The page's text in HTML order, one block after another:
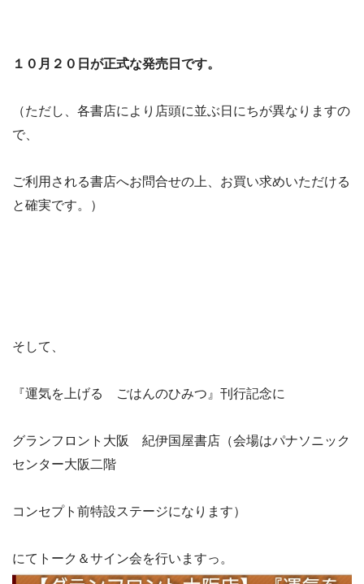
１０月２０日が正式な発売日です。
（ただし、各書店により店頭に並ぶ日にちが異なりますの
で、
ご利用される書店へお問合せの上、お買い求めいただける
と確実です。）
そして、
『運気を上げる ごはんのひみつ』刊行記念に
グランフロント大阪 紀伊国屋書店（会場はパナソニック
センター大阪二階
コンセプト前特設ステージになります）
にてトーク＆サイン会を行いますっ。